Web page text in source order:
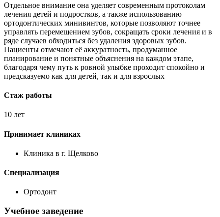
Отдельное внимание она уделяет современным протоколам
лечения детей и подростков, а также использованию
ортодонтических минивинтов, которые позволяют точнее
управлять перемещением зубов, сокращать сроки лечения и в
ряде случаев обходиться без удаления здоровых зубов.
Пациенты отмечают её аккуратность, продуманное
планирование и понятные объяснения на каждом этапе,
благодаря чему путь к ровной улыбке проходит спокойно и
предсказуемо как для детей, так и для взрослых
Стаж работы
10 лет
Принимает клиниках
Клиника в г. Щелково
Специализация
Ортодонт
Учебное заведение